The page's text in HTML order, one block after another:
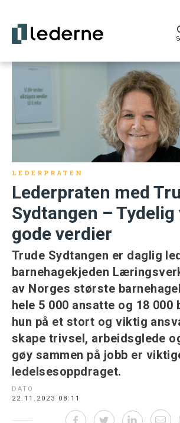
LEDERPRATEN
Lederpraten med
Sydtangen –
gode verdier
Trude Sydtangen er daglig
barnehagekjeden
av Norges største
hele 5 000 ansatte og 18 000
hun på et stort og viktig
skape trivsel, arbeidsglede
gøy sammen på jobb er
ledelsesoppdraget.
DATO
22.11.2023 08:11